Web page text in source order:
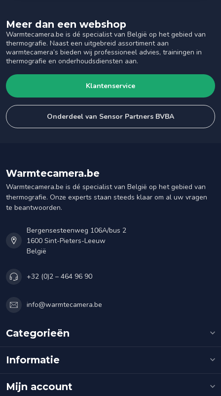
Meer dan een webshop
Warmtecamera.be is dé specialist van België op het gebied van
thermografie. Naast een uitgebreid assortiment aan
warmtecamera’s bieden wij professioneel advies, trainingen in
thermografie en onderhoudsdiensten aan.
Klantenservice
Onderdeel van Sensor Partners BVBA
Warmtecamera.be
Warmtecamera.be is dé specialist van België op het gebied van
thermografie. Onze experts staan steeds klaar om al uw vragen
te beantwoorden.
Bergensesteenweg 106A/bus 2
1600 Sint-Pieters-Leeuw
België
+32 (0)2 – 464 96 90
info@warmtecamera.be
Categorieën
Informatie
Mijn account